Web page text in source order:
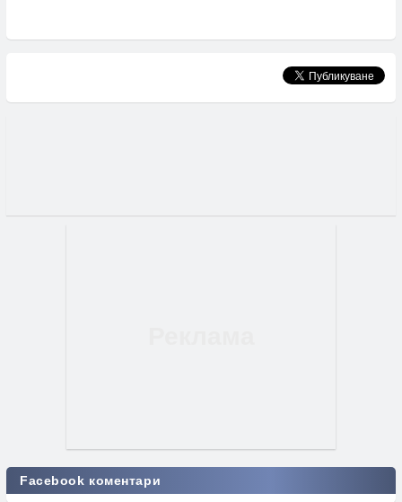
Facebook коментари